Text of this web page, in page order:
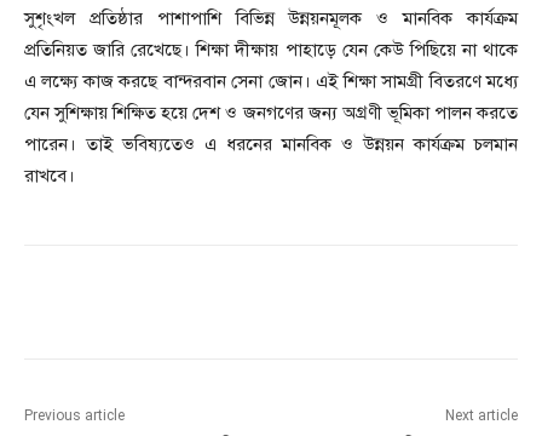
সুশৃংখল প্রতিষ্ঠার পাশাপাশি বিভিন্ন উন্নয়নমূলক ও মানবিক কার্যক্রম
প্রতিনিয়ত জারি রেখেছে। শিক্ষা দীক্ষায় পাহাড়ে যেন কেউ পিছিয়ে না থাকে
এ লক্ষ্যে কাজ করছে বান্দরবান সেনা জোন। এই শিক্ষা সামগ্রী বিতরণে মধ্যে
যেন সুশিক্ষায় শিক্ষিত হয়ে দেশ ও জনগণের জন্য অগ্রণী ভূমিকা পালন করতে
পারেন। তাই ভবিষ্যতেও এ ধরনের মানবিক ও উন্নয়ন কার্যক্রম চলমান
রাখবে।
Previous article Next article